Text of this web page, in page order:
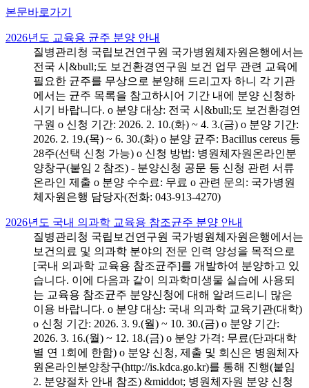
본문바로가기
2026년도 교육용 균주 분양 안내
질병관리청 국립보건연구원 국가병원체자원은행에서는
전국 시&bull;도 보건환경연구원 보건 업무 관련 교육에
필요한 균주를 무상으로 분양해 드리고자 하니 각 기관
에서는 균주 목록을 참고하시어 기간 내에 분양 신청하
시기 바랍니다. o 분양 대상: 전국 시&bull;도 보건환경연
구원 o 신청 기간: 2026. 2. 10.(화) ~ 4. 3.(금) o 분양 기간:
2026. 2. 19.(목) ~ 6. 30.(화) o 분양 균주: Bacillus cereus 등
28주(선택 신청 가능) o 신청 방법: 병원체자원온라인분
양창구(붙임 2 참조) - 분양신청 공문 등 신청 관련 서류
온라인 제출 o 분양 수수료: 무료 o 관련 문의: 국가병원
체자원은행 담당자(전화: 043-913-4270)
2026년도 국내 의과학 교육용 참조균주 분양 안내
질병관리청 국립보건연구원 국가병원체자원은행에서는
보건의료 및 의과학 분야의 전문 인력 양성을 목적으로
[국내 의과학 교육용 참조균주]를 개발하여 분양하고 있
습니다. 이에 다음과 같이 의과학미생물 실습에 사용되
는 교육용 참조균주 분양신청에 대해 알려드리니 많은
이용 바랍니다. o 분양 대상: 국내 의과학 교육기관(대학)
o 신청 기간: 2026. 3. 9.(월) ~ 10. 30.(금) o 분양 기간:
2026. 3. 16.(월) ~ 12. 18.(금) o 분양 가격: 무료(단과대학
별 연 1회에 한함) o 분양 신청, 제출 및 회신은 병원체자
원온라인분양창구(http://is.kdca.go.kr)를 통해 진행(붙임
2. 분양절차 안내 참조) &middot; 병원체자원 분양 신청